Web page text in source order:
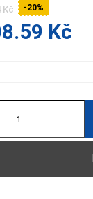
Kč -20%
Kč